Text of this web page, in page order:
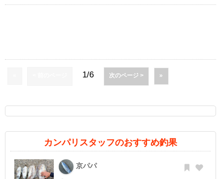
1/6 次のページ > »
カンパリスタッフのおすすめ釣果
京パパ